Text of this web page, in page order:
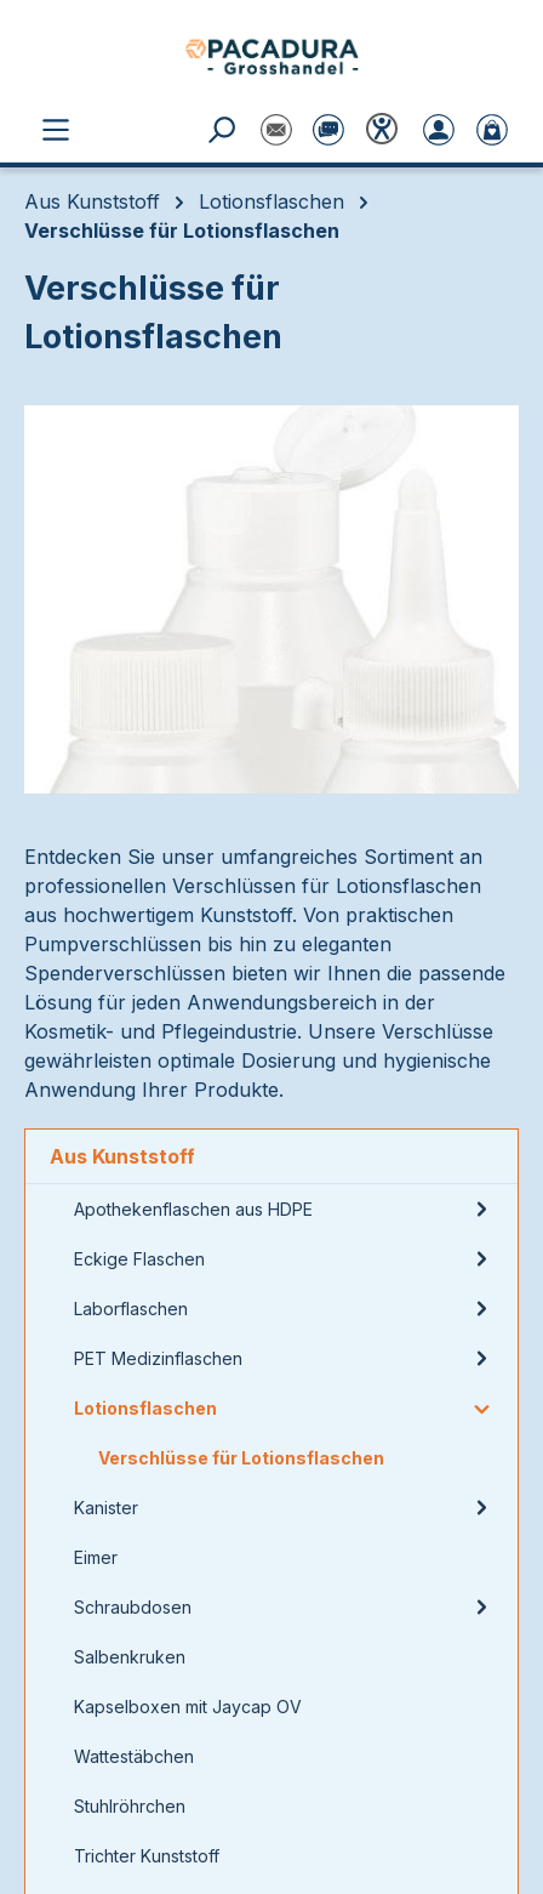
Aus Kunststoff
Lotionsflaschen
Verschlüsse für Lotionsflaschen
Verschlüsse für
Lotionsflaschen
Entdecken Sie unser umfangreiches Sortiment an
professionellen Verschlüssen für Lotionsflaschen
aus hochwertigem Kunststoff. Von praktischen
Pumpverschlüssen bis hin zu eleganten
Spenderverschlüssen bieten wir Ihnen die passende
Lösung für jeden Anwendungsbereich in der
Kosmetik- und Pflegeindustrie. Unsere Verschlüsse
gewährleisten optimale Dosierung und hygienische
Anwendung Ihrer Produkte.
Aus Kunststoff
Apothekenflaschen aus HDPE
Eckige Flaschen
Laborflaschen
PET Medizinflaschen
Lotionsflaschen
Verschlüsse für Lotionsflaschen
Kanister
Eimer
Schraubdosen
Salbenkruken
Kapselboxen mit Jaycap OV
Wattestäbchen
Stuhlröhrchen
Trichter Kunststoff